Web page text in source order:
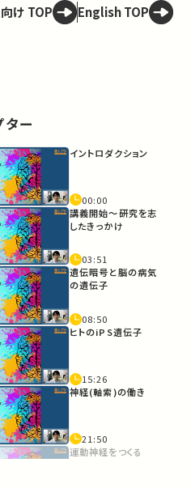
け TOP English TOP
ター
イントロダクション
00:00
講義開始〜研究を志
したきっかけ
03:51
遺伝暗号と脳の病気
の遺伝子
08:50
ヒトのiPS遺伝子
15:26
神経(軸索)の働き
21:50
運動神経をつくる